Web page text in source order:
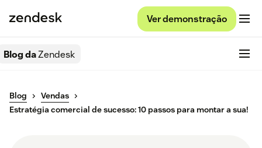
Ver demonstração
Blog daZendesk
Blog
Vendas
Estratégia comercial de sucesso: 10 passos para montar a sua!